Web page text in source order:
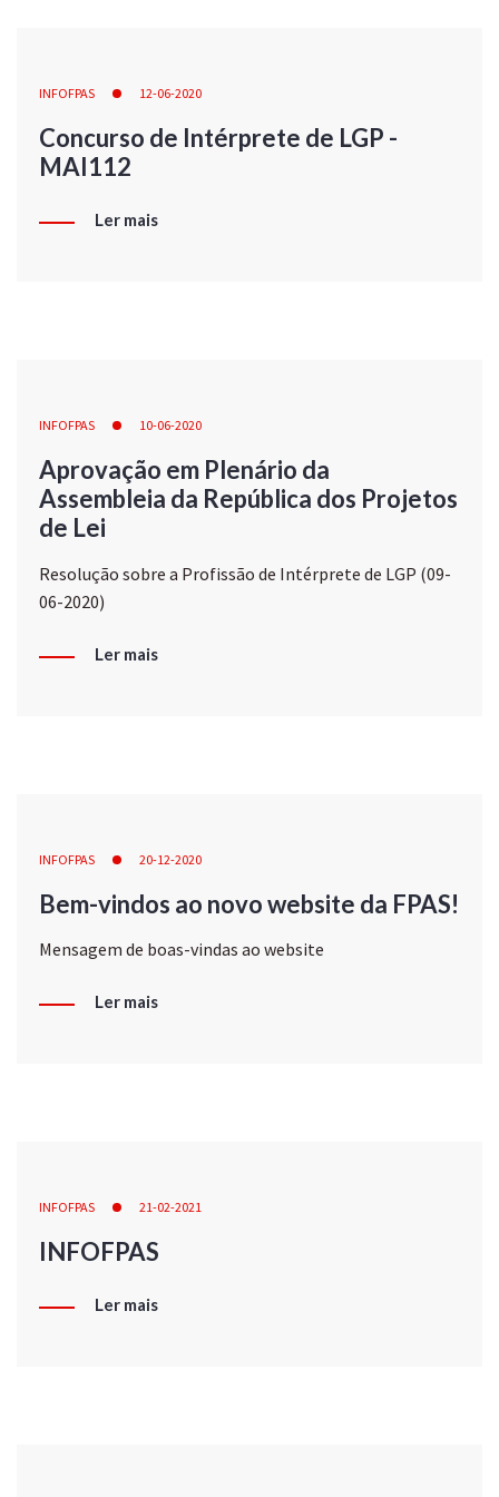
INFOFPAS 12-06-2020
Concurso de Intérprete de LGP -
MAI112
Ler mais
INFOFPAS 10-06-2020
Aprovação em Plenário da
Assembleia da República dos Projetos
de Lei
Resolução sobre a Profissão de Intérprete de LGP (09-
06-2020)
Ler mais
INFOFPAS 20-12-2020
Bem-vindos ao novo website da FPAS!
Mensagem de boas-vindas ao website
Ler mais
INFOFPAS 21-02-2021
INFOFPAS
Ler mais